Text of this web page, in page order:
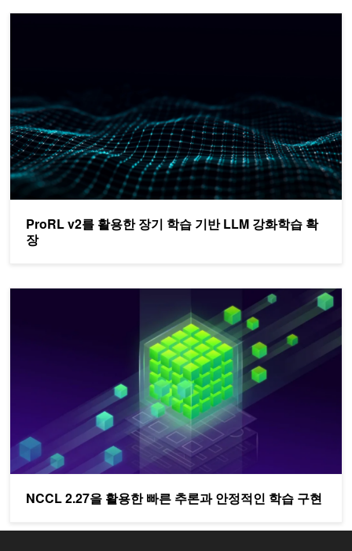
ProRL v2를 활용한 장기 학습 기반 LLM 강화학습 확
장
NCCL 2.27을 활용한 빠른 추론과 안정적인 학습 구현
NCCL 2.27을 활용한 빠른 추론과 안정적인 학습 구현